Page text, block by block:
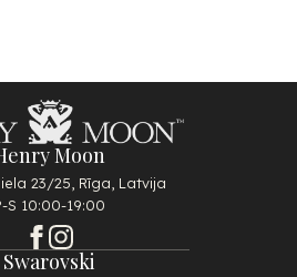
Moon
23/25, Rīga, Latvija
S 10:00-19:00
Swarovski